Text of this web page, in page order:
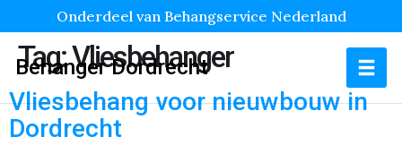
Onderdeel van Behangservice Nederland
Behanger Dordrecht
Tag:Vliesbehanger
Vliesbehang voor nieuwbouw in
Dordrecht